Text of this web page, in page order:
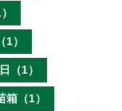
1）
（1）
箱（1）